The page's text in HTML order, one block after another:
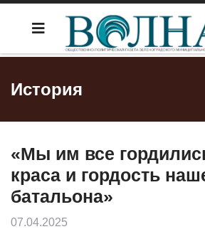
История
«Мы им все
краса и гордость
батальона»
07.04.2025